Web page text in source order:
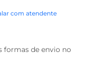
com atendente
formas de envio no